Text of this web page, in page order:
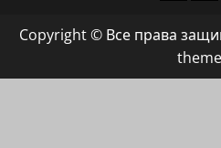
Copyright © Все права